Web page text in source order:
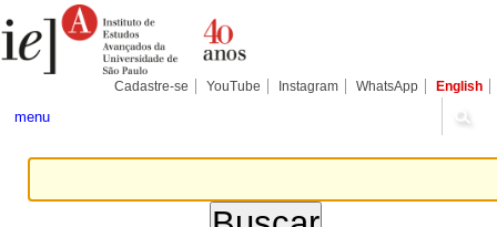
para
conteúdo.
Pessoais
Cadastre-se YouTube Instagram WhatsApp English
menu